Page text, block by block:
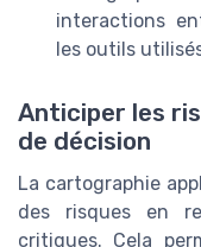
interactions
les outils
Anticiper les
de décision
La cartographie
des risques en
critiques. Cela